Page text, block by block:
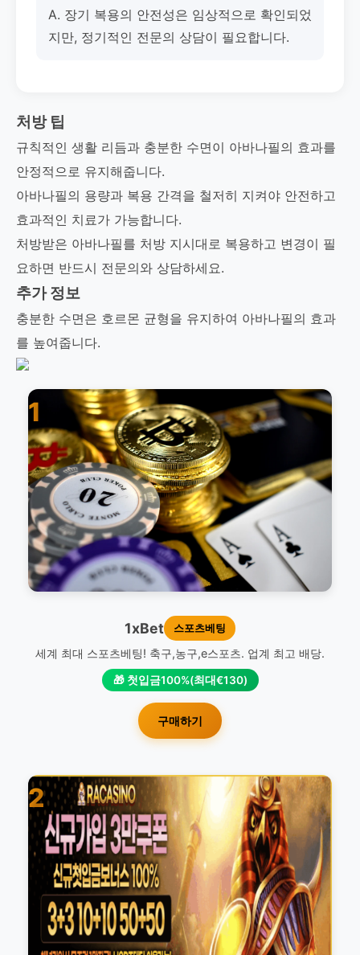
A. 장기 복용의 안전성은 임상적으로 확인되었
지만, 정기적인 전문의 상담이 필요합니다.
처방 팁
규칙적인 생활 리듬과 충분한 수면이 아바나필의 효과를
안정적으로 유지해줍니다.
아바나필의 용량과 복용 간격을 철저히 지켜야 안전하고
효과적인 치료가 가능합니다.
처방받은 아바나필를 처방 지시대로 복용하고 변경이 필
요하면 반드시 전문의와 상담하세요.
추가 정보
충분한 수면은 호르몬 균형을 유지하여 아바나필의 효과
를 높여줍니다.
1
1xBet 스포츠베팅
세계 최대 스포츠베팅! 축구,농구,e스포츠. 업계 최고 배당.
🎁 첫입금100%(최대€130)
구매하기
2